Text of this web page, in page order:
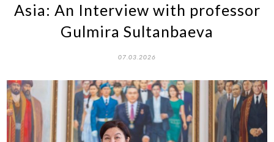
Asia: An Interview with professor
Gulmira Sultanbaeva
07.03.2026